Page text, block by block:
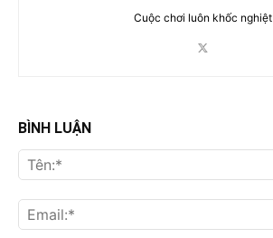
Cuộc chơi luôn khốc nghiệt
BÌNH LUẬN